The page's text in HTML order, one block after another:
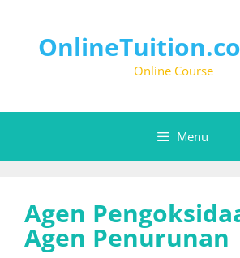
Online Course
Menu
Agen
Agen Penurunan